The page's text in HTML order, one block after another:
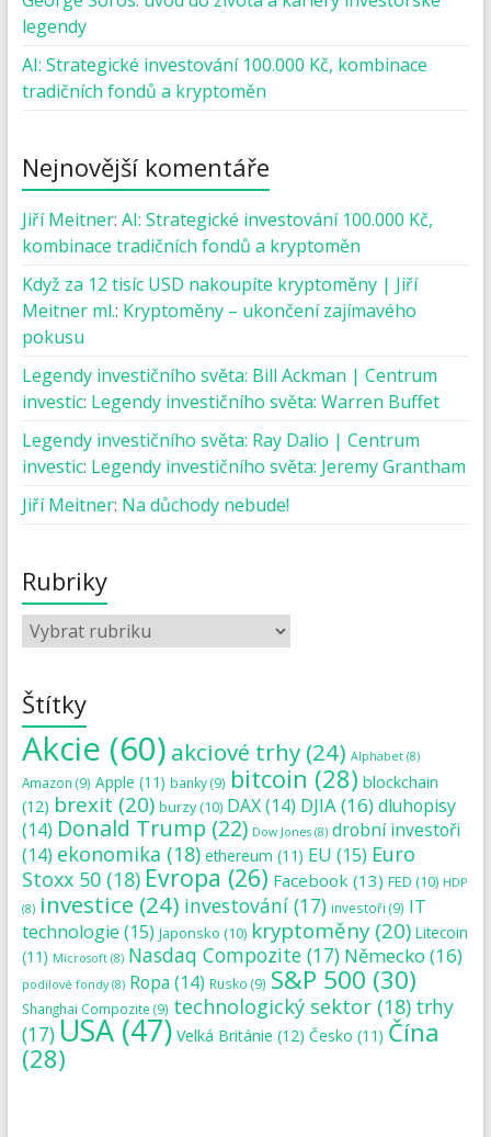
legendy
AI: Strategické investování 100.000 Kč, kombinace
tradičních fondů a kryptoměn
Nejnovější komentáře
Jiří Meitner: AI: Strategické investování 100.000 Kč,
kombinace tradičních fondů a kryptoměn
Když za 12 tisíc USD nakoupíte kryptoměny | Jiří
Meitner ml.: Kryptoměny – ukončení zajímavého
pokusu
Legendy investičního světa: Bill Ackman | Centrum
investic: Legendy investičního světa: Warren Buffet
Legendy investičního světa: Ray Dalio | Centrum
investic: Legendy investičního světa: Jeremy Grantham
Jiří Meitner: Na důchody nebude!
Rubriky
Štítky
Akcie (60) akciové trhy(24) Alphabet(8)
Amazon (9) Apple (11) banky(9) bitcoin (28) blockchain
(12) brexit (20) burzy(10) DAX(14) DJIA(16)dluhopisy
(14) Donald Trump (22) Dow Jones(8) drobní investoři
(14) ekonomika (18) ethereum (11) EU (15) Euro
Stoxx 50(18) Evropa (26) Facebook (13) FED (10) HDP
(8) investice (24) investování(17) investoři (9) IT
technologie (15) Japonsko (10) kryptoměny(20) Litecoin
(11) Microsoft(8) Nasdaq Compozite(17) Německo (16)
podílové fondy(8) Ropa (14) Rusko (9) S&P 500 (30)
Shanghai Compozite (9) technologický sektor(18) trhy
(17)USA(47) Velká Británie (12) Česko (11) Čína
(28)